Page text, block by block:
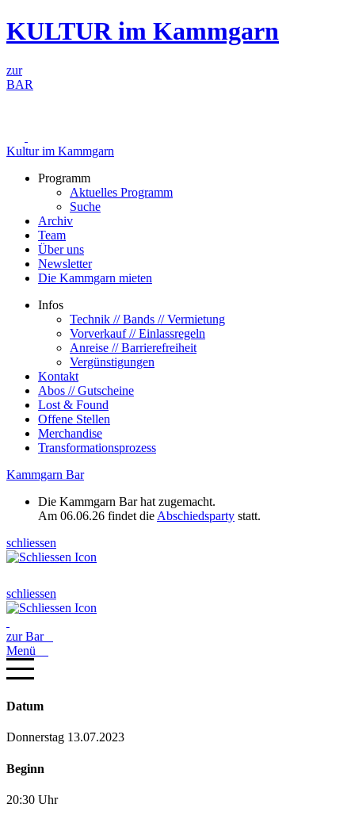
Zum
Inhalt
KULTUR im Kammgarn
zur
BAR
Kultur im Kammgarn
Programm
Aktuelles Programm
Suche
Archiv
Team
Über uns
Newsletter
Die Kammgarn mieten
Infos
Technik // Bands // Vermietung
Vorverkauf // Einlassregeln
Anreise // Barrierefreiheit
Vergünstigungen
Kontakt
Abos // Gutscheine
Lost & Found
Offene Stellen
Merchandise
Transformationsprozess
Kammgarn Bar
Die Kammgarn Bar hat zugemacht.
Am 06.06.26 findet die Abschiedsparty statt.
schliessen
schliessen
zur Bar
Menü
Datum
Donnerstag 13.07.2023
Beginn
20:30 Uhr